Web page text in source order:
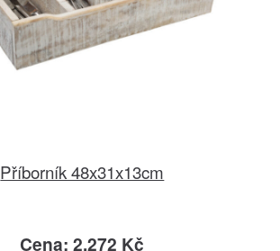
Příborník 48x31x13cm
Cena: 2.272 Kč